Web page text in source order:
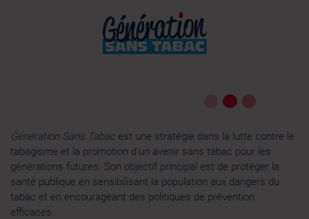
votre consentement à tout moment à partir de la
déclaration sur les cookies.
médias sociaux et d'analyser notre trafic. Nous
notre site avec nos partenaires de médias sociaux, de
publicité et d'analyse, qui peuvent combiner celles-ci
avec d'autres informations que vous leur avez fournies
ou qu'ils ont collectées lors de votre utilisation de leurs
services.
Génération Sans Tabac est une stratégie dans la lutte contre le
tabagisme et la promotion d’un avenir sans tabac pour les
générations futures. Son objectif principal est de protéger la
santé publique en sensibilisant la population aux dangers du
tabac et en encourageant des politiques de prévention
efficaces.